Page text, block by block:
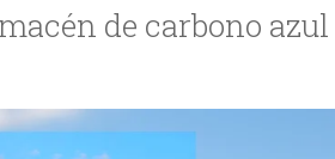
de carbono azul